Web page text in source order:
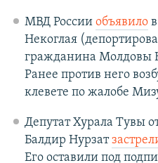
МВД России объявилов
Некоглая
гражданина Молдовы
Ранее против него
клевете по жалобе
Депутат Хурала Тувы
Балдир Нурзат
Его оставили под